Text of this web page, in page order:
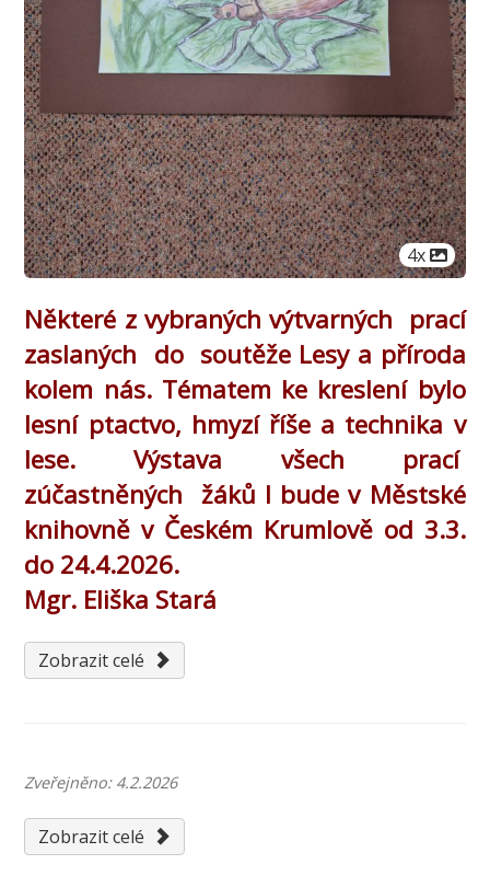
Počet
4x
Některé z vybraných výtvarných prací
zaslaných do soutěže Lesy a příroda
kolem nás. Tématem ke kreslení bylo
lesní ptactvo, hmyzí říše a technika v
lese. Výstava všech prací
zúčastněných žáků l bude v Městské
knihovně v Českém Krumlově od 3.3.
do 24.4.2026.
Mgr. Eliška Stará
Zobrazit celé
Zveřejněno: 4.2.2026
Zobrazit celé